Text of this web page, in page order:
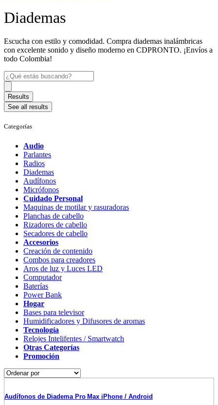
Diademas
Escucha con estilo y comodidad. Compra diademas inalámbricas
con excelente sonido y diseño moderno en CDPRONTO. ¡Envíos a
todo Colombia!
Search
...
Results
See all results
Categorías
Audio
Parlantes
Radios
Diademas
Audífonos
Micrófonos
Cuidado Personal
Maquinas de motilar y rasuradoras
Planchas de cabello
Rizadores de cabello
Secadores de cabello
Accesorios
Creación de contenido
Combos para creadores
Aros de luz y Luces LED
Computador
Baterías
Power Bank
Hogar
Bases para televisor
Humidificadores y Difusores de aromas
Tecnología
Relojes Intelifentes / Smartwatch
Otras Categorías
Promoción
Audífonos de Diadema Pro Max iPhone / Android